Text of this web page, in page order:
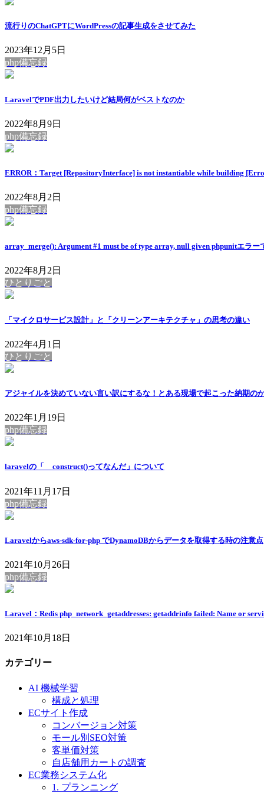
流行りのChatGPTにWordPressの記事生成をさせてみた
2023年12月5日
php備忘録
LaravelでPDF出力したいけど結局何がベストなのか
2022年8月9日
php備忘録
ERROR：Target [RepositoryInterface] is not instantiable while building
2022年8月2日
php備忘録
array_merge(): Argument #1 must be of type array, null given phpunitエラー
2022年8月2日
ひとりごと
「マイクロサービス設計」と「クリーンアーキテクチャ」の思考の違い
2022年4月1日
ひとりごと
アジャイルを決めていない言い訳にするな！とある現場で起こった納期の
2022年1月19日
php備忘録
laravelの「__construct()ってなんだ」について
2021年11月17日
php備忘録
Laravelからaws-sdk-for-php でDynamoDBからデータを取得する時の注意点
2021年10月26日
php備忘録
Laravel：Redis php_network_getaddresses: getaddrinfo failed: Name or
2021年10月18日
カテゴリー
AI 機械学習
構成と処理
ECサイト作成
コンバージョン対策
モール別SEO対策
客単価対策
自店舗用カートの調査
EC業務システム化
1. プランニング